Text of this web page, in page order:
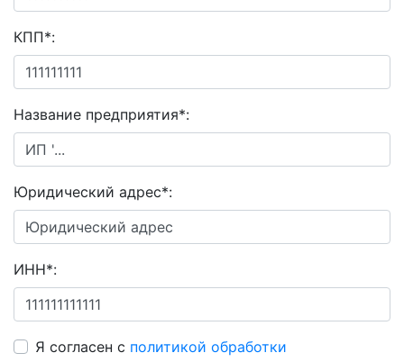
КПП*:
Название предприятия*:
Юридический адрес*:
ИНН*:
Я согласен с политикой обработки